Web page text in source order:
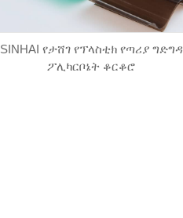
SINHAI የታሸገ የፕላስቲክ የጣሪያ ግድግዳ
ፖሊካርቦኔት ቆርቆሮ